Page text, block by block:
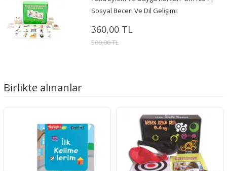
Sosyal Beceri Ve Dil Gelişimi
360,00 TL
500,00 TL
Birlikte alınanlar